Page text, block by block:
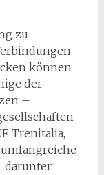
zu
können
der
–
Trenitalia,
umfangreiche
darunter